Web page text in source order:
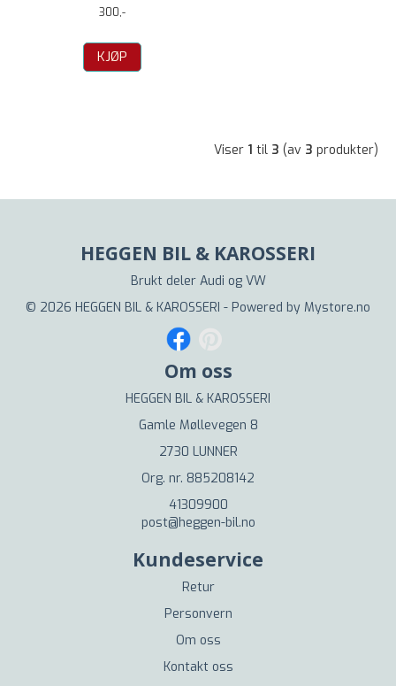
300,-
KJØP
Viser 1 til 3 (av 3 produkter)
HEGGEN BIL & KAROSSERI
Brukt deler Audi og VW
© 2026 HEGGEN BIL & KAROSSERI - Powered by Mystore.no
Om oss
HEGGEN BIL & KAROSSERI
Gamle Møllevegen 8
2730 LUNNER
Org. nr. 885208142
41309900
post@heggen-bil.no
Kundeservice
Retur
Personvern
Om oss
Kontakt oss